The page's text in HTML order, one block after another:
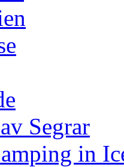
Segrar
in